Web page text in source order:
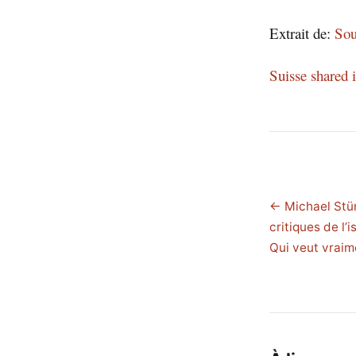
Extrait de:
Suisse
← Michael
critiques de
Qui veut